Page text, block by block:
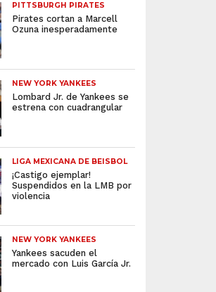
PITTSBURGH PIRATES
Pirates cortan a Marcell
Ozuna inesperadamente
NEW YORK YANKEES
Lombard Jr. de Yankees se
estrena con cuadrangular
LIGA MEXICANA DE BEISBOL
¡Castigo ejemplar!
Suspendidos en la LMB por
violencia
NEW YORK YANKEES
Yankees sacuden el
mercado con Luis García Jr.